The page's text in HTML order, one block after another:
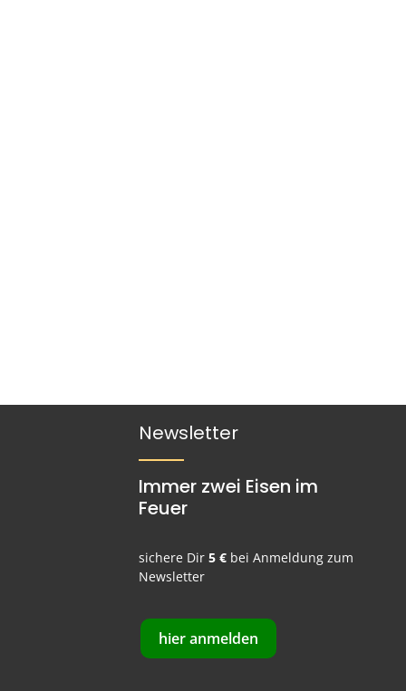
Newsletter
Immer zwei Eisen im
Feuer
sichere Dir5 € bei Anmeldung zum
Newsletter
hier anmelden